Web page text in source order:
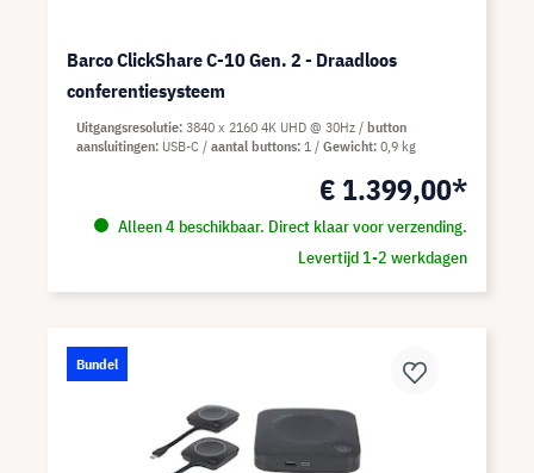
Barco ClickShare C-10 Gen. 2 - Draadloos
conferentiesysteem
€ 1.399,00*
Alleen 4 beschikbaar. Direct klaar voor verzending.
Levertijd 1-2 werkdagen
Uitgangsresolutie 3840 x 2160 4K UHD @ 30Hz
button
aansluitingen USB-C aantal buttons 1 Gewicht 0,9 kg
Bundel